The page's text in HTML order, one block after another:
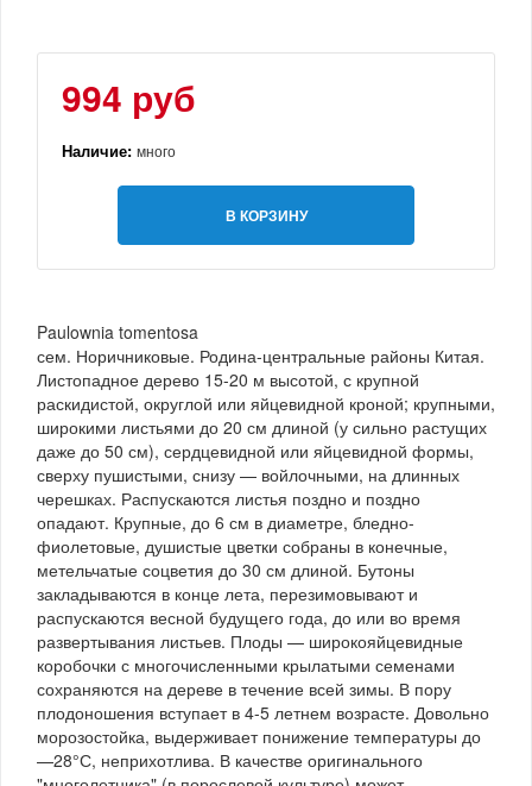
994 руб
Наличие: много
В КОРЗИНУ
Paulownia tomentosa
сем. Норичниковые. Родина-центральные районы Китая.
Листопадное дерево 15-20 м высотой, с крупной
раскидистой, округлой или яйцевидной кроной; крупными,
широкими листьями до 20 см длиной (у сильно растущих
даже до 50 см), сердцевидной или яйцевидной формы,
сверху пушистыми, снизу — войлочными, на длинных
черешках. Распускаются листья поздно и поздно
опадают. Крупные, до 6 см в диаметре, бледно-
фиолетовые, душистые цветки собраны в конечные,
метельчатые соцветия до 30 см длиной. Бутоны
закладываются в конце лета, перезимовывают и
распускаются весной будущего года, до или во время
развертывания листьев. Плоды — широкояйцевидные
коробочки с многочисленными крылатыми семенами
сохраняются на дереве в течение всей зимы. В пору
плодоношения вступает в 4-5 летнем возрасте. Довольно
морозостойка, выдерживает понижение температуры до
—28°С, неприхотлива. В качестве оригинального